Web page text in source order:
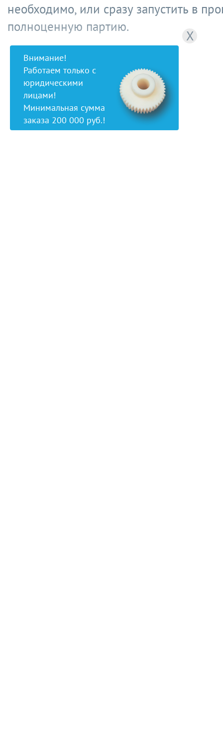
необходимо, или сразу запустить в
полноценную партию.
X
Внимание!
Работаем только с
юридическими
лицами!
Минимальная сумма
заказа 200 000 руб.!